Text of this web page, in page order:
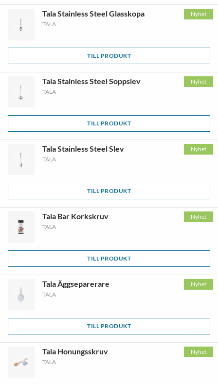
Nyhet
Tala Stainless Steel Glasskopa
TALA
TILL PRODUKT
Nyhet
Tala Stainless Steel Soppslev
TALA
TILL PRODUKT
Nyhet
Tala Stainless Steel Slev
TALA
TILL PRODUKT
Nyhet
Tala Bar Korkskruv
TALA
TILL PRODUKT
Nyhet
Tala Äggseparerare
TALA
TILL PRODUKT
Nyhet
Tala Honungsskruv
TALA